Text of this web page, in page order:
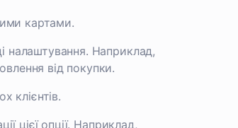
картами.
налаштування. Наприклад,
від покупки.
клієнтів.
цієї опції. Наприклад,